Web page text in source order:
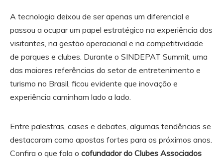
A tecnologia deixou de ser apenas um diferencial e
passou a ocupar um papel estratégico na experiência dos
visitantes, na gestão operacional e na competitividade
de parques e clubes. Durante o SINDEPAT Summit, uma
das maiores referências do setor de entretenimento e
turismo no Brasil, ficou evidente que inovação e
experiência caminham lado a lado.
Entre palestras, cases e debates, algumas tendências se
destacaram como apostas fortes para os próximos anos.
Confira o que fala o cofundador do Clubes Associados